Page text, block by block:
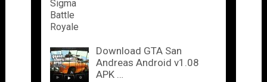
Download GTA San
Andreas Android v1.08
APK …